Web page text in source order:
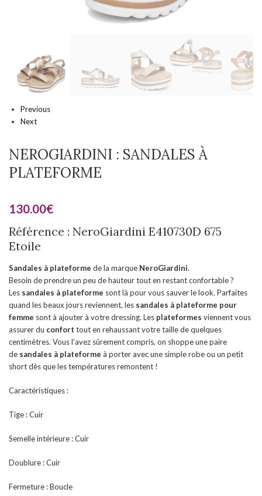
Previous
Next
NEROGIARDINI : SANDALES À
PLATEFORME
130.00€
Référence : NeroGiardini E410730D 675
Etoile
Sandales à plateforme de la marque NeroGiardini.
Besoin de prendre un peu de hauteur tout en restant confortable ?
Les sandales à plateforme sont là pour vous sauver le look. Parfaites
quand les beaux jours reviennent, les sandales à plateforme pour
femme sont à ajouter à votre dressing. Les plateformes viennent vous
assurer du confort tout en rehaussant votre taille de quelques
centimètres. Vous l’avez sûrement compris, on shoppe une paire
de sandales à plateforme à porter avec une simple robe ou un petit
short dès que les températures remontent !
Caractéristiques :
Tige : Cuir
Semelle intérieure : Cuir
Doublure : Cuir
Fermeture : Boucle